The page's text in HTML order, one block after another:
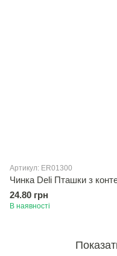
Артикул: ER01300
Чинка Deli Пташки з
24.80 грн
В наявності